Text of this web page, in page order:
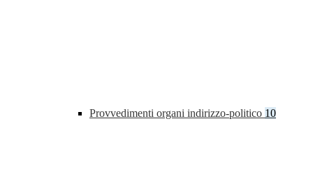
Provvedimenti organi indirizzo-politico 10